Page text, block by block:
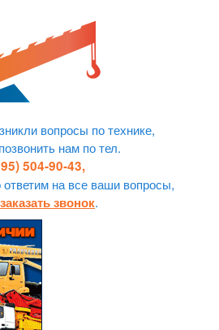
вопросы по технике,
нам по тел.
504-90-43,
на все ваши вопросы,
заказать звонок.